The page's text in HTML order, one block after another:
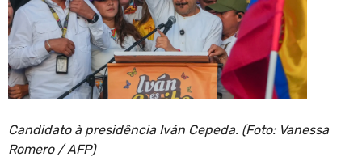
Candidato à presidência Iván Cepeda. (Foto: Vanessa
Romero / AFP)